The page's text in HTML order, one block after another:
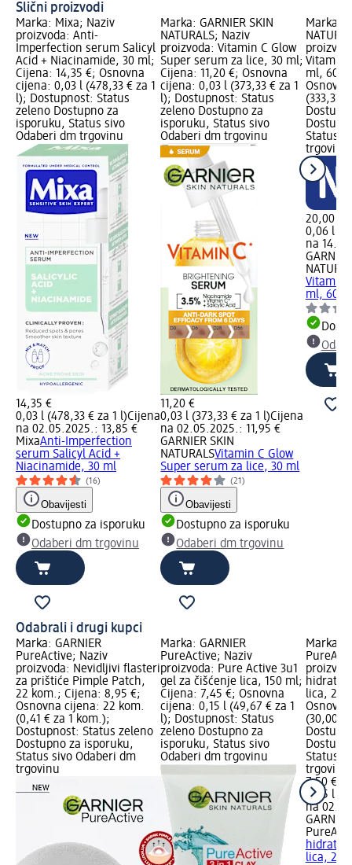
Slični proizvodi
Marka: Mixa; Naziv
proizvoda: Anti-
Imperfection serum Salicyl
Acid + Niacinamide, 30 ml;
Cijena: 14,35 €; Osnovna
cijena: 0,03 l (478,33 € za 1
l); Dostupnost: Status
zeleno Dostupno za
isporuku, Status sivo
Odaberi dm trgovinu
14,35 €
0,03 l (478,33 € za 1 l)Cijena
na 02.05.2025.: 13,85 €
MixaAnti-Imperfection
serum Salicyl Acid +
Niacinamide, 30 ml
(16)
Obavijesti
Dostupno za isporuku
Odaberi dm trgovinu
Marka: GARNIER SKIN
NATURALS; Naziv
proizvoda: Vitamin C Glow
Super serum za lice, 30 ml;
Cijena: 11,20 €; Osnovna
cijena: 0,03 l (373,33 € za 1
l); Dostupnost: Status
zeleno Dostupno za
isporuku, Status sivo
Odaberi dm trgovinu
11,20 €
0,03 l (373,33 € za 1 l)Cijena
na 02.05.2025.: 11,95 €
GARNIER SKIN
NATURALSVitamin C Glow
Super serum za lice, 30 ml
(21)
Obavijesti
Dostupno za isporuku
Odaberi dm trgovinu
Marka:
Vitamin
ml, 60
(333,33
Status
trgovinu
20,00 €
0,06 l
na
Vitamin
ml, 60
Odabrali i drugi kupci
Marka: GARNIER
PureActive; Naziv
proizvoda: Nevidljivi flasteri
za prištiće Pimple Patch,
22 kom.; Cijena: 8,95 €;
Osnovna cijena: 22 kom.
(0,41 € za 1 kom.);
Dostupnost: Status zeleno
Dostupno za isporuku,
Status sivo Odaberi dm
trgovinu
Marka: GARNIER
PureActive; Naziv
proizvoda: Pure Active 3u1
gel za čišćenje lica, 150 ml;
Cijena: 7,45 €; Osnovna
cijena: 0,15 l (49,67 € za 1
l); Dostupnost: Status
zeleno Dostupno za
isporuku, Status sivo
Odaberi dm trgovinu
Marka:
lica,
(30,00 €
Status
trgovinu
7,50 €
0,25 l
na
GARNIER
lica,